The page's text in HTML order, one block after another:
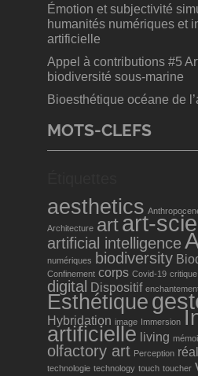
Émotion et subjectivité
humanités numériques et
artificielle
Appel à contributions #5
biodiversité sous-marine
Bioesthétique océane de
MOTS-CLEFS
aesthetics
Architecture artart-
artificial intelligence
numériques
biodiversity
Confinement corps Covid-19 critique
digital Dispositif
Esthétique
Hybridation image Immersion
artificielle living
olfactory art Perception
technologie technology touch toucher